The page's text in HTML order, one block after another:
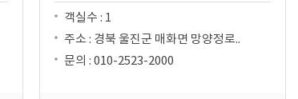
객실수 : 1
주소 : 경북 울진군 매화면 망양정로..
문의 : 010-2523-2000